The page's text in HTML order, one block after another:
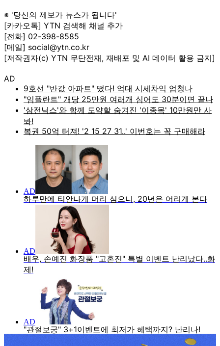
※ '당신의 제보가 뉴스가 됩니다'
[카카오톡] YTN 검색해 채널 추가
[전화] 02-398-8585
[메일] social@ytn.co.kr
[저작권자(c) YTN 무단전재, 재배포 및 AI 데이터 활용 금지]
AD